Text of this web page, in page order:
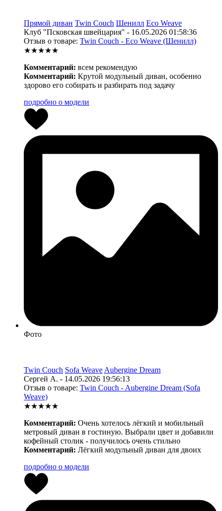
Прямой диван Twin Couch Шенилл Eco Weave
Клуб "Псковская швейцария" - 16.05.2026 01:58:36
Отзыв о товаре: Twin Couch - Eco Weave (Шенилл)
★★★★★
Комментарий: всем рекомендую
Комментарий: Крутой модульный диван, особенно
здорово его собирать и разбирать под задачу
подробно о модели
Фото
Twin Couch Sofa Weave Aubergine Dream
Сергей А. - 14.05.2026 19:56:13
Отзыв о товаре: Twin Couch - Aubergine Dream (Sofa
Weave)
★★★★★
Комментарий: Очень хотелось лёгкий и мобильный
метровый диван в гостиную. Выбрали цвет и добавили
кофейный столик - получилось очень стильно
Комментарий: Лёгкий модульный диван для двоих
подробно о модели